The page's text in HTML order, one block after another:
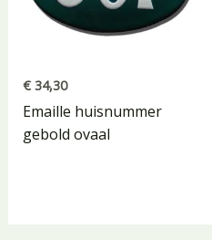
€34,30
Emaille huisnummer
gebold ovaal